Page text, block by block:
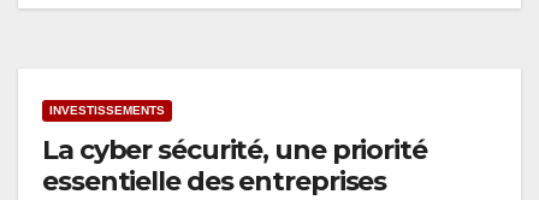
INVESTISSEMENTS
La cyber sécurité, une priorité
essentielle des entreprises